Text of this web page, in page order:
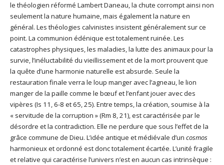
le théologien réformé Lambert Daneau, la chute corrompt ainsi non
seulement la nature humaine, mais également la nature en
général. Les théologies calvinistes insistent généralement sur ce
point. La communion édénique est totalement ruinée. Les
catastrophes physiques, les maladies, la lutte des animaux pour la
survie, l’inéluctabilité du vieillissement et de la mort prouvent que
la quête d’une harmonie naturelle est absurde. Seule la
restauration finale verra le loup manger avec l’agneau, le lion
manger de la paille comme le bœuf et l’enfant jouer avec des
vipères (Is 11, 6-8 et 65, 25). Entre temps, la création, soumise à la
« servitude de la corruption » (Rm 8, 21), est caractérisée par le
désordre et la contradiction. Elle ne perdure que sous l’effet de la
grâce commune de Dieu. L’idée antique et médiévale d’un cosmos
harmonieux et ordonné est donc totalement écartée. L’unité fragile
et relative qui caractérise l’univers n’est en aucun cas intrinsèque :